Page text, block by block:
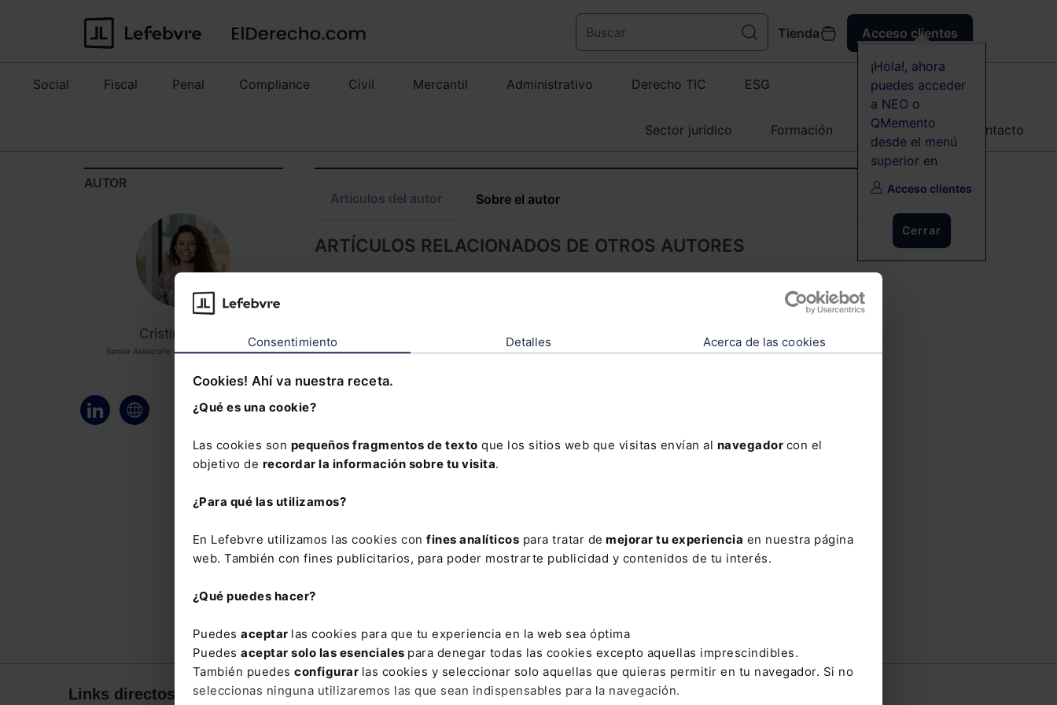
Consentimiento Detalles Acerca de las cookies
Cookies! Ahí va nuestra receta.
¿Qué es una cookie?
Las cookies son pequeños fragmentos de texto que los sitios web que visitas envían al navegador con el
objetivo de recordar la información sobre tu visita.
¿Para qué las utilizamos?
En Lefebvre utilizamos las cookies con fines analíticos para tratar de mejorar tu experiencia en nuestra página
web. También con fines publicitarios, para poder mostrarte publicidad y contenidos de tu interés.
¿Qué puedes hacer?
Puedes aceptar las cookies para que tu experiencia en la web sea óptima
Puedes aceptar solo las esenciales para denegar todas las cookies excepto aquellas imprescindibles.
También puedes configurar las cookies y seleccionar solo aquellas que quieras permitir en tu navegador. Si no
seleccionas ninguna utilizaremos las que sean indispensables para la navegación.
Tienda Acceso clientes
¡Hola!, ahora
puedes acceder
a NEO o
QMemento
desde el menú
superior en
Acceso clientes
Cerrar
Social Fiscal Penal Compliance Civil Mercantil Administrativo Derecho TIC ESG
Sector jurídico Formación Agenda Contacto
AUTOR
Cristina Pérez
Senior Associate Transportes Clyde &Co
Artículos del autor Sobre el autor
ARTÍCULOS RELACIONADOS DE OTROS AUTORES
Links directos Corporativo Otras webs de Lefebvre